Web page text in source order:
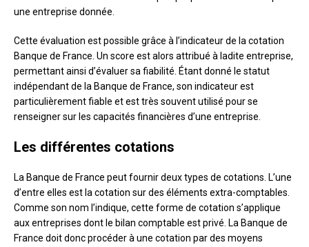
une entreprise donnée.
Cette évaluation est possible grâce à l’indicateur de la cotation
Banque de France. Un score est alors attribué à ladite entreprise,
permettant ainsi d’évaluer sa fiabilité. Étant donné le statut
indépendant de la Banque de France, son indicateur est
particulièrement fiable et est très souvent utilisé pour se
renseigner sur les capacités financières d’une entreprise.
Les différentes cotations
La Banque de France peut fournir deux types de cotations. L’une
d’entre elles est la cotation sur des éléments extra-comptables.
Comme son nom l’indique, cette forme de cotation s’applique
aux entreprises dont le bilan comptable est privé. La Banque de
France doit donc procéder à une cotation par des moyens